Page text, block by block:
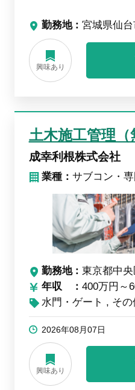
勤務地 宮城県仙
興味あり
土木施工管理（
成幸利根株式会社
業種：サブコン・
勤務地
東京都中央
年収
400万円～
水門・ゲート
その
2026年08月07日
興味あり